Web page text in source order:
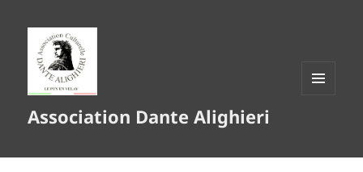
Association Dante Alighieri